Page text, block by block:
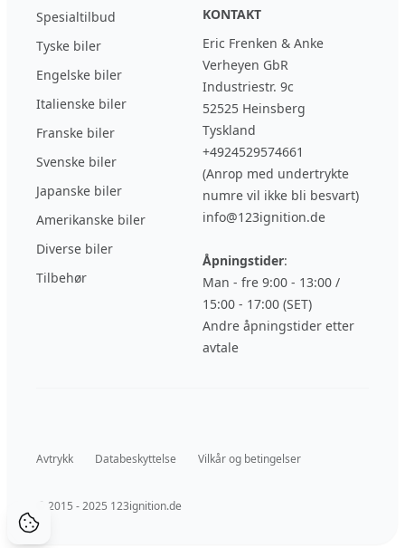
Spesialtilbud
Tyske biler
Engelske biler
Italienske biler
Franske biler
Svenske biler
Japanske biler
Amerikanske biler
Diverse biler
Tilbehør
KONTAKT
Eric Frenken & Anke
Verheyen GbR
Industriestr. 9c
52525 Heinsberg
Tyskland
+4924529574661
(Anrop med undertrykte
numre vil ikke bli besvart)
info@123ignition.de
Åpningstider:
Man - fre 9:00 - 13:00 /
15:00 - 17:00 (SET)
Andre åpningstider etter
avtale
Avtrykk Databeskyttelse Vilkår og betingelser
© 2015 - 2025 123ignition.de